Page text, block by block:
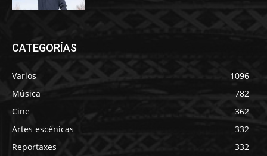
CATEGORÍAS
Varios
1096
Música
782
Cine
362
Artes escénicas
332
Reportaxes
332